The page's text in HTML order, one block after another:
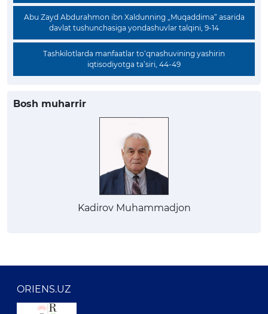
Abu Zayd Abdurahmon ibn Xaldunning „Muqaddima“ asarida
davlat tushunchasiga yondashuvlar talqini, 9-14
Tashkilotlarda manfaatlar to‘qnashuvining yashirin
iqtisodiyotga ta’siri, 44-49
Bosh muharrir
Kadirov Muhammadjon
ORIENS.UZ